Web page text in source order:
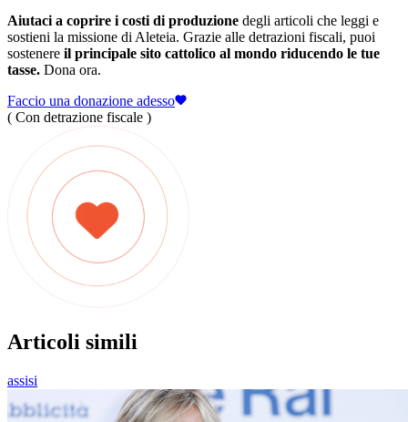
Aiutaci a coprire i costi di produzione degli articoli che leggi e
sostieni la missione di Aleteia. Grazie alle detrazioni fiscali, puoi
sostenere il principale sito cattolico al mondo riducendo le tue
tasse. Dona ora.
Faccio una donazione adesso
( Con detrazione fiscale )
Articoli simili
assisi